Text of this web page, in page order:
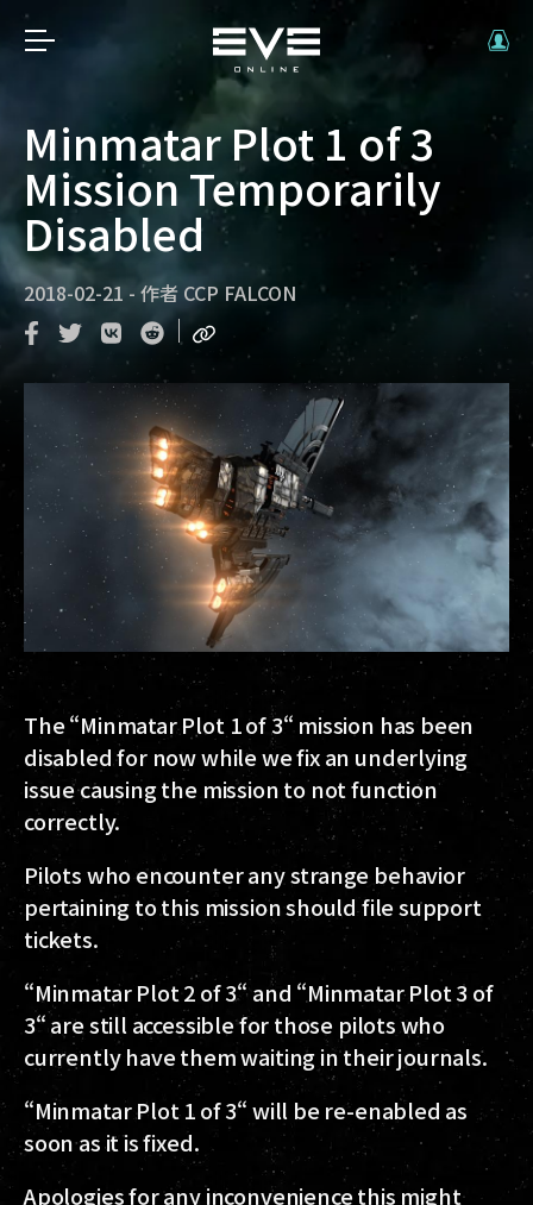
Minmatar Plot 1 of 3
Mission Temporarily
Disabled
2018-02-21 - 作者 CCP FALCON
The “Minmatar Plot 1 of 3“ mission has been
disabled for now while we fix an underlying
issue causing the mission to not function
correctly.
Pilots who encounter any strange behavior
pertaining to this mission should file support
tickets.
“Minmatar Plot 2 of 3“ and “Minmatar Plot 3 of
3“ are still accessible for those pilots who
currently have them waiting in their journals.
“Minmatar Plot 1 of 3“ will be re-enabled as
soon as it is fixed.
Apologies for any inconvenience this might